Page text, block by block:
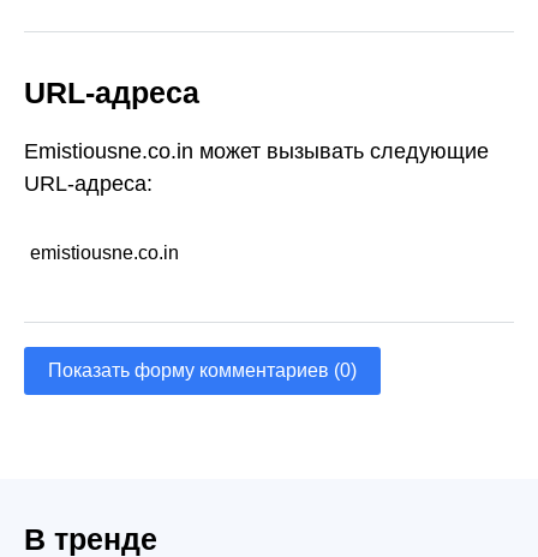
URL-адреса
Emistiousne.co.in может вызывать следующие
URL-адреса:
emistiousne.co.in
Показать форму комментариев (0)
В тренде